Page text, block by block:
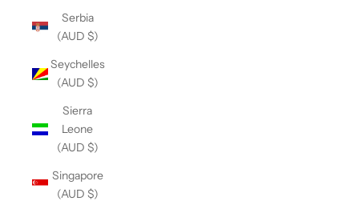
Serbia
(AUD $)
Seychelles
(AUD $)
Sierra
Leone
(AUD $)
Singapore
(AUD $)